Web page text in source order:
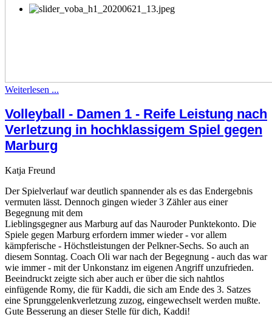
Weiterlesen ...
Volleyball - Damen 1 - Reife Leistung nach
Verletzung in hochklassigem Spiel gegen
Marburg
Katja Freund
Der Spielverlauf war deutlich spannender als es das Endergebnis
vermuten lässt. Dennoch gingen wieder 3 Zähler aus einer
Begegnung mit dem
Lieblingsgegner aus Marburg auf das Nauroder Punktekonto. Die
Spiele gegen Marburg erfordern immer wieder - vor allem
kämpferische - Höchstleistungen der Pelkner-Sechs. So auch an
diesem Sonntag. Coach Oli war nach der Begegnung - auch das war
wie immer - mit der Unkonstanz im eigenen Angriff unzufrieden.
Beeindruckt zeigte sich aber auch er über die sich nahtlos
einfügende Romy, die für Kaddi, die sich am Ende des 3. Satzes
eine Sprunggelenkverletzung zuzog, eingewechselt werden mußte.
Gute Besserung an dieser Stelle für dich, Kaddi!